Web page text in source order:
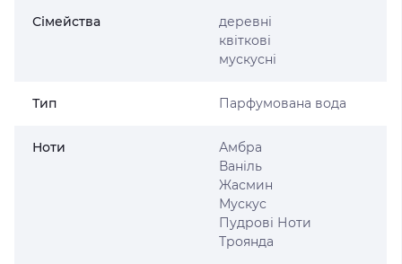
Сімейства
деревні
квіткові
мускусні
Тип Парфумована вода
Ноти
Амбра
Ваніль
Жасмин
Мускус
Пудрові Ноти
Троянда